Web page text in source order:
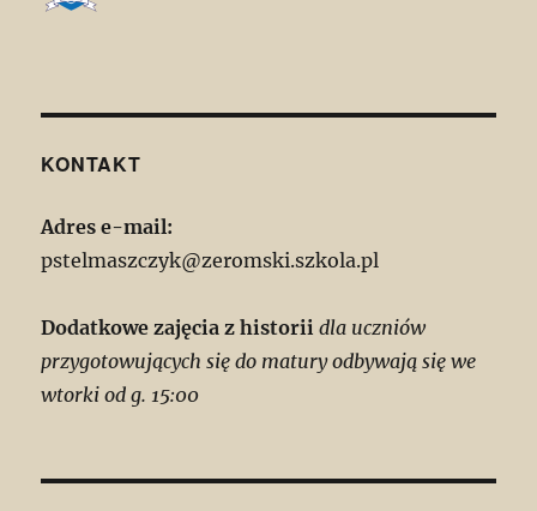
KONTAKT
Adres e-mail:
pstelmaszczyk@zeromski.szkola.pl
Dodatkowe zajęcia z historii dla uczniów
przygotowujących się do matury odbywają się we
wtorki od g. 15:00